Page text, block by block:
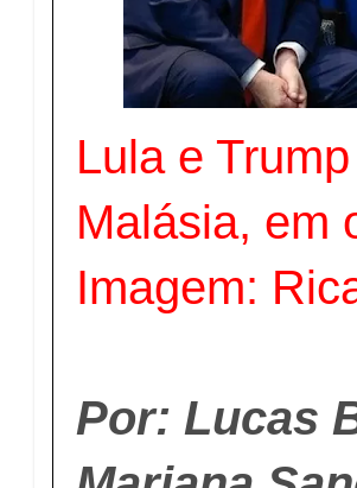
Lula e
Malásia, em
Imagem:
Por: Lucas